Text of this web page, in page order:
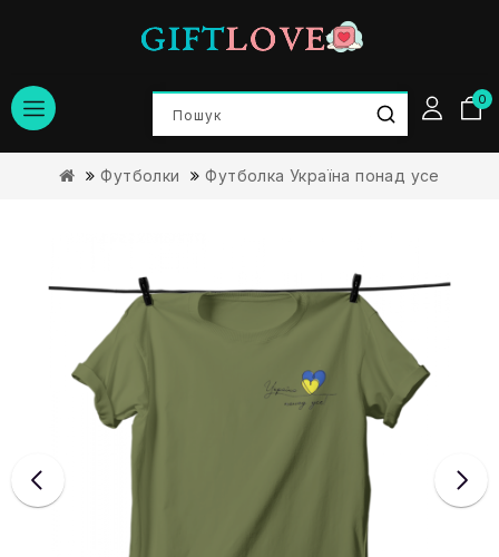
0
Футболки Футболка Україна понад усе